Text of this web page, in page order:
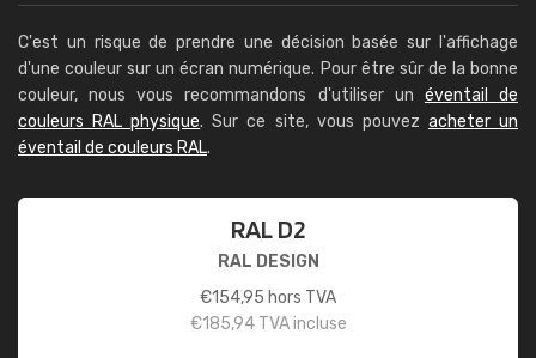
C'est un risque de prendre une décision basée sur l'affichage
d'une couleur sur un écran numérique. Pour être sûr de la bonne
couleur, nous vous recommandons d'utiliser un éventail de
couleurs RAL physique. Sur ce site, vous pouvez acheter un
éventail de couleurs RAL.
RAL D2
RAL DESIGN
€154,95 hors TVA
€185,94TVA incluse